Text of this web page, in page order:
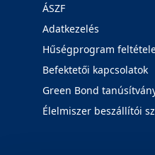
ÁSZF
Adatkezelés
Hűségprogram
Befektetői kapcsolatok
Green Bond
Élelmiszer beszállítói